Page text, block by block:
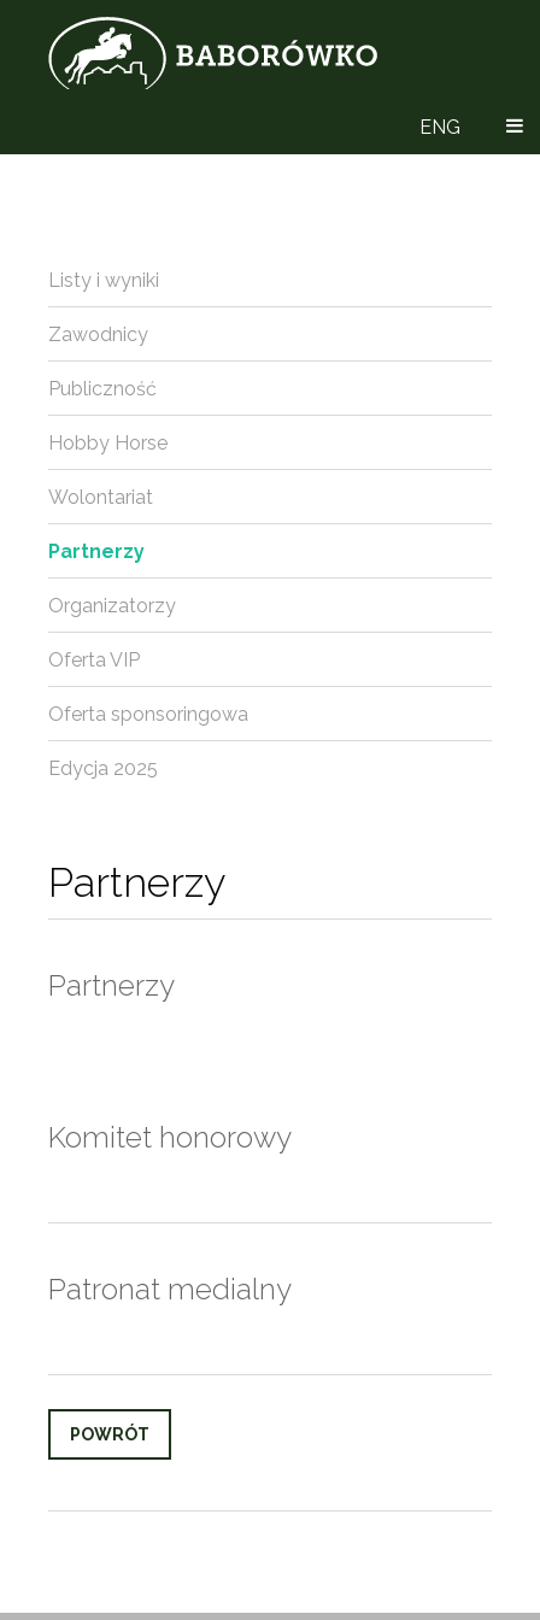
ENG
Partnerzy
Partnerzy
Komitet honorowy
Patronat medialny
POWRÓT
Listy i wyniki
Zawodnicy
Publiczność
Hobby Horse
Wolontariat
Partnerzy
Organizatorzy
Oferta VIP
Oferta sponsoringowa
Edycja 2025